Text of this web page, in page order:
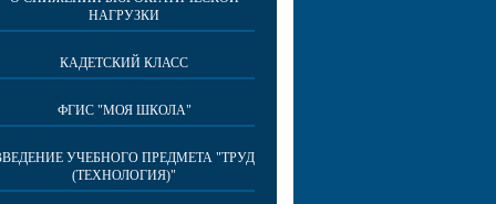
НАГРУЗКИ
КАДЕТСКИЙ КЛАСС
ФГИС "МОЯ ШКОЛА"
УЧЕБНОГО ПРЕДМЕТА "ТРУД
(ТЕХНОЛОГИЯ)"